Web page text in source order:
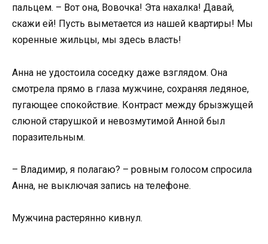
пальцем. – Вот она, Вовочка! Эта нахалка! Давай,
скажи ей! Пусть выметается из нашей квартиры! Мы
коренные жильцы, мы здесь власть!
Анна не удостоила соседку даже взглядом. Она
смотрела прямо в глаза мужчине, сохраняя ледяное,
пугающее спокойствие. Контраст между брызжущей
слюной старушкой и невозмутимой Анной был
поразительным.
– Владимир, я полагаю? – ровным голосом спросила
Анна, не выключая запись на телефоне.
Мужчина растерянно кивнул.